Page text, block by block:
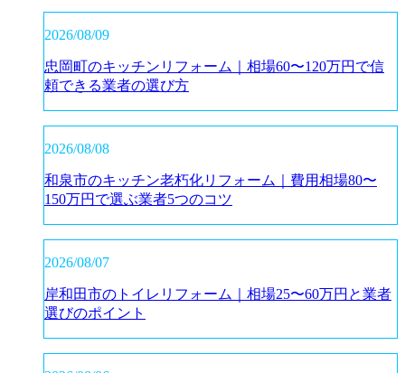
2026/08/09
忠岡町のキッチンリフォーム｜相場60〜120万円で信
頼できる業者の選び方
2026/08/08
和泉市のキッチン老朽化リフォーム｜費用相場80〜
150万円で選ぶ業者5つのコツ
2026/08/07
岸和田市のトイレリフォーム｜相場25〜60万円と業者
選びのポイント